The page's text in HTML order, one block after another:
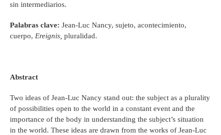
sin intermediarios.
Palabras clave: Jean-Luc Nancy, sujeto, acontecimiento,
cuerpo, Ereignis, pluralidad.
Abstract
Two ideas of Jean-Luc Nancy stand out: the subject as a plurality
of possibilities open to the world in a constant event and the
importance of the body in understanding the subject’s situation
in the world. These ideas are drawn from the works of Jean-Luc